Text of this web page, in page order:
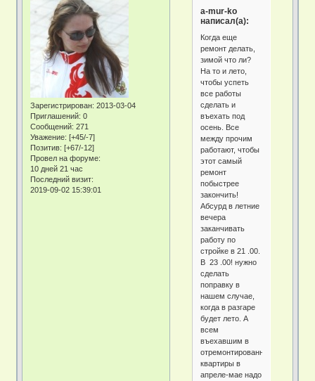
Зарегистрирован: 2013-03-04
Приглашений: 0
Сообщений: 271
Уважение: [+45/-7]
Позитив: [+67/-12]
Провел на форуме:
10 дней 21 час
Последний визит:
2019-09-02 15:39:01
a-mur-ko
написал(а):
Когда еще
ремонт делать,
зимой что ли?
На то и лето,
чтобы успеть
все работы
сделать и
въехать под
осень. Все
между прочим
работают, чтобы
этот самый
ремонт
побыстрее
закончить!
Абсурд в летние
вечера
заканчивать
работу по
стройке в 21 .00.
В 23 .00! нужно
сделать
поправку в
нашем случае,
когда в разгаре
будет лето. А
всем
въехавшим в
отремонтированные
квартиры в
апреле-мае надо